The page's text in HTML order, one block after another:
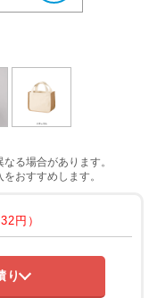
る場合があります。
おすすめします。
円）
り